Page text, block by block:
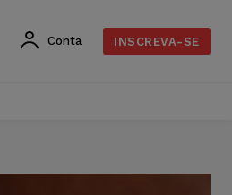
Conta INSCREVA-SE